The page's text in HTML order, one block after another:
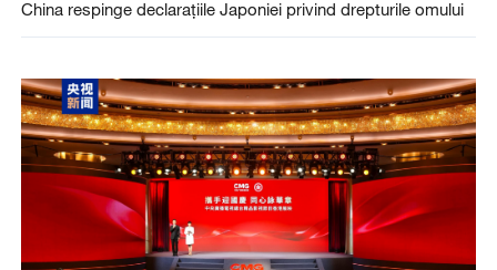
China respinge declarațiile Japoniei privind drepturile omului